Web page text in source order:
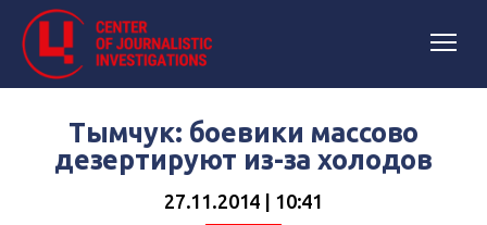
Тымчук: боевики массово
дезертируют из-за холодов
27.11.2014 | 10:41